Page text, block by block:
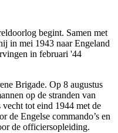
begint. Samen met
in mei 1943 naar Engeland
in februari '44
Brigade. Op 8 augustus
op de stranden van
tot eind 1944 met de
de Engelse commando’s en
de officiersopleiding.